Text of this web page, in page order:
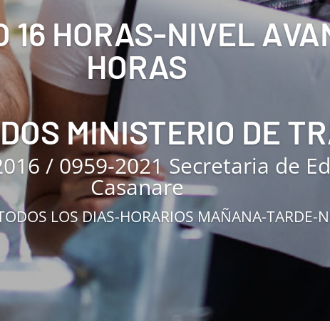
16 HORAS-NIVEL
HORAS
MINISTERIO DE
/ 0959-2021 Secretaria de
Casanare
LOS DIAS-HORARIOS MAÑANA-TARDE-